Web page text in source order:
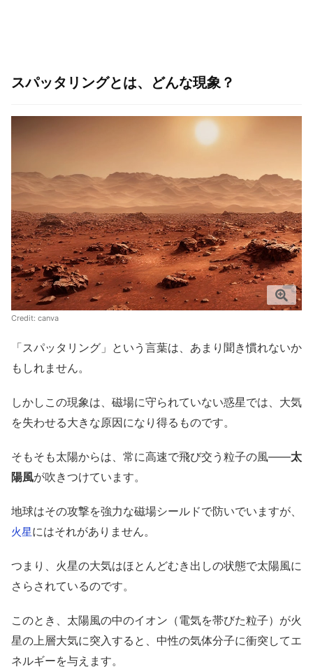
スパッタリングとは、どんな現象？
Credit: canva
「スパッタリング」という言葉は、あまり聞き慣れないか
もしれません。
しかしこの現象は、磁場に守られていない惑星では、大気
を失わせる大きな原因になり得るものです。
そもそも太陽からは、常に高速で飛び交う粒子の風――太
陽風が吹きつけています。
地球はその攻撃を強力な磁場シールドで防いでいますが、
火星にはそれがありません。
つまり、火星の大気はほとんどむき出しの状態で太陽風に
さらされているのです。
このとき、太陽風の中のイオン（電気を帯びた粒子）が火
星の上層大気に突入すると、中性の気体分子に衝突してエ
ネルギーを与えます。